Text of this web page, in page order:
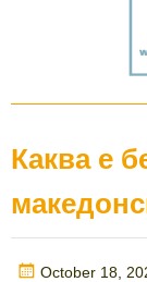
Каква е
Posted
October 18,